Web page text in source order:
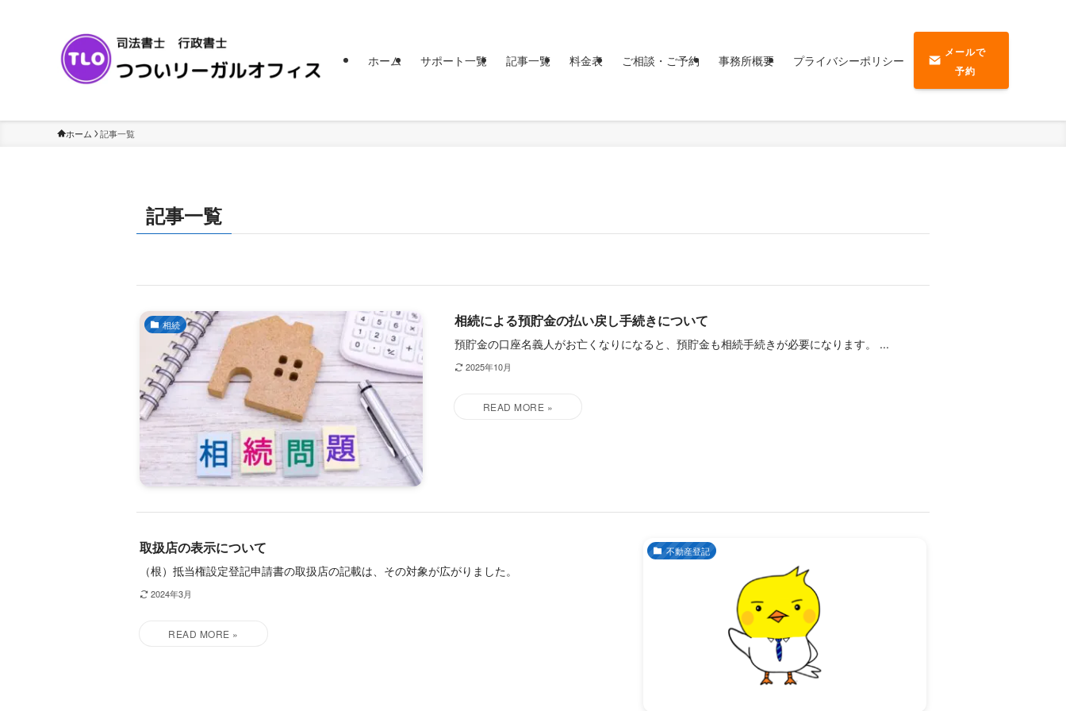
ホーム サポート一覧 記事一覧 料金表 ご相談・ご予約 事務所概要 プライバシーポリシー
メールで
予約
ホーム 記事一覧
記事一覧
相続 相続による預貯金の払い戻し手続きについて
預貯金の口座名義人がお亡くなりになると、預貯金も相続手続きが必要になります。 ...
2025年10月
不動産登記
取扱店の表示について
（根）抵当権設定登記申請書の取扱店の記載は、その対象が広がりました。
2024年3月